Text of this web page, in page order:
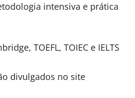
intensiva e prática
TOEFL, TOIEC e IELTS
divulgados no site